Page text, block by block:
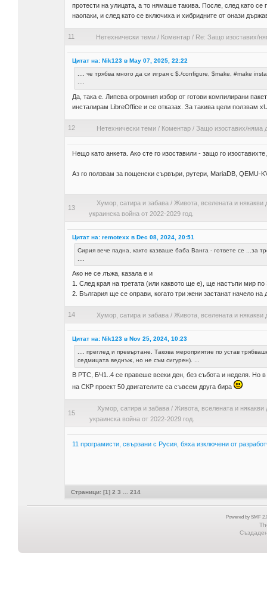
протести на улицата, а то нямаше такива. После, след като
наопаки, и след като се включиха и хибридните от онази
11 Нетехнически теми/ Коментар/ Re: Защо изоставих/
Цитат на: Nik123 в May 07, 2025, 22:22
.... че трябва много да си играя с $./configure, $make, #make
....
Да, така е. Липсва огромния избор от готови компилирани
инсталирам LibreOffice и се отказах. За такива цели ползвам
12 Нетехнически теми/ Коментар/ Защо изоставих/няма
Нещо като анкета. Ако сте го изоставили - защо го
Аз го ползвам за пощенски сървъри, рутери, MariaDB, QEMU-
13
Хумор, сатира и забава / Живота, вселената и някакви
украинска война от 2022-2029 год.
Цитат на: remotexx в Dec 08, 2024, 20:51
Сирия вече падна, както казваше баба Ванга - гответе се ...за
....
Ако не се лъжа, казала е и
1. След края на третата (или каквото ще е), ще настъпи мир
2. България ще се оправи, когато три жени застанат начело
14 Хумор, сатира и забава / Живота, вселената и някакви
Цитат на: Nik123 в Nov 25, 2024, 10:23
.... преглед и превъртане. Такова мероприятие по устав
седмицата веднъж, но не съм сигурен). ...
В РТС, БЧ1..4 се правеше всеки ден, без събота и неделя. Но в
на СКР проект 50 двигателите са съвсем друга бира
15
Хумор, сатира и забава / Живота, вселената и някакви
украинска война от 2022-2029 год.
11 програмисти, свързани с Русия, бяха изключени от
Страници: [1] 2 3 214
Powered by SMF